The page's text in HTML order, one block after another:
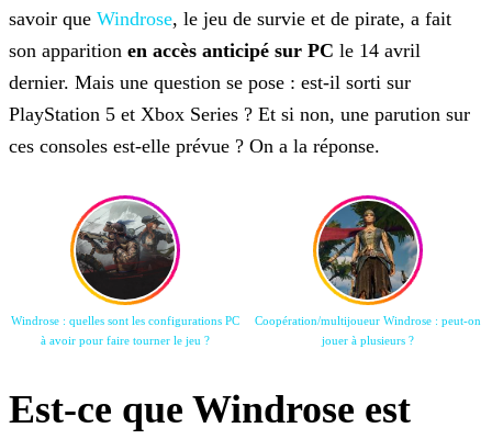
savoir que Windrose, le jeu de survie et de pirate, a fait
son apparition en accès anticipé sur PC le 14 avril
dernier. Mais une question se pose : est-il sorti sur
PlayStation 5 et Xbox Series ? Et si non, une parution sur
ces consoles est-elle prévue ? On a la réponse.
Windrose : quelles sont les configurations PC
à avoir pour faire tourner le jeu ?
Coopération/multijoueur Windrose : peut-on
jouer à plusieurs ?
Est-ce que Windrose est